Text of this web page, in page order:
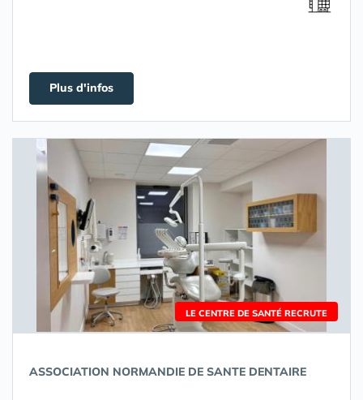
Plus d'infos
LE CENTRE DE SANTÉ RECRUTE
ASSOCIATION NORMANDIE DE SANTE DENTAIRE